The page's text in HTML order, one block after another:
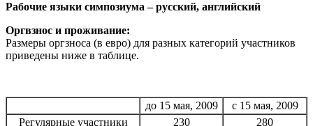
Рабочие языки симпозиума – русский, английский
Оргвзнос и проживание:
Размеры оргзноса (в евро) для разных категорий участников
приведены ниже в таблице.
до 15 мая, 2009
с 15 мая, 2009
Регулярные участники
230
280